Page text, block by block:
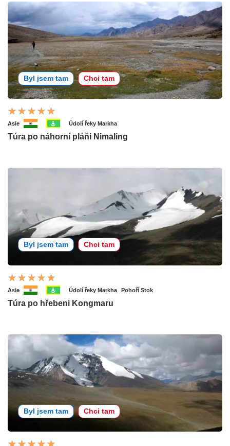
Byl jsem tam Chci tam
Asie Údolí řeky Markha
Túra po náhorní pláňi Nimaling
Byl jsem tam Chci tam
Asie Údolí řeky Markha Pohoří Stok
Túra po hřebeni Kongmaru
Byl jsem tam Chci tam